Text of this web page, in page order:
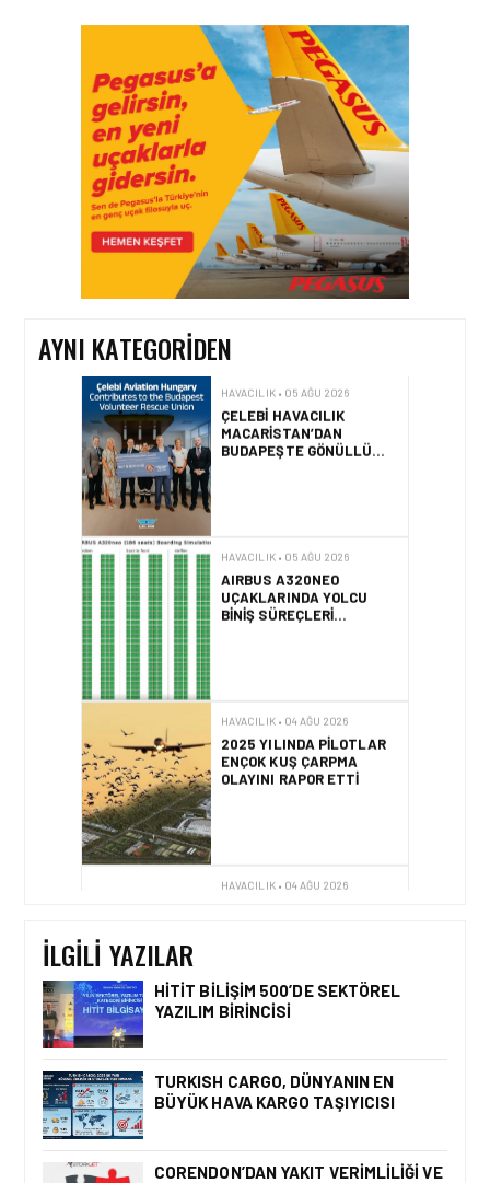
AYNI KATEGORIDEN
HAVACILIK • 06 AĞU 2026
HITIT BILIŞIM 500’DE
SEKTÖREL YAZILIM
BIRINCISI
HAVACILIK • 05 AĞU 2026
YAKIT MALIYETLERINDEKI
YÜZDE 46’LIK ARTIŞA
KARŞI HANGI ÖNLEMLER
ALINIYOR?
ÇELEBI HAVACILIK
MACARISTAN’DAN
BUDAPEŞTE GÖNÜLLÜ
KURTARMA BIRLIĞI’NE
AIRBUS A320NEO
UÇAKLARINDA YOLCU
BINIŞ SÜREÇLERI
SIMÜLASYONLA TEST
2025 YILINDA PILOTLAR
ENÇOK KUŞ ÇARPMA
OLAYINI RAPOR ETTI
IFATCA 2027 YILLIK
SEKTÖREL YAZILIM
BIRINCISI
İLGILI YAZILAR
HITIT BILIŞIM 500’DE SEKTÖREL
YAZILIM BIRINCISI
TURKISH CARGO, DÜNYANIN EN
BÜYÜK HAVA KARGO TAŞIYICISI
CORENDON’DAN YAKIT VERIMLILIĞI VE